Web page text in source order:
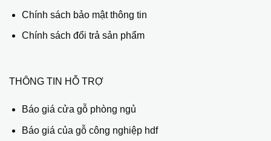
Chính sách bảo mật thông tin
Chính sách đổi trả sản phẩm
THÔNG TIN HỖ TRỢ
Báo giá cửa gỗ phòng ngủ
Báo giá của gỗ công nghiệp hdf